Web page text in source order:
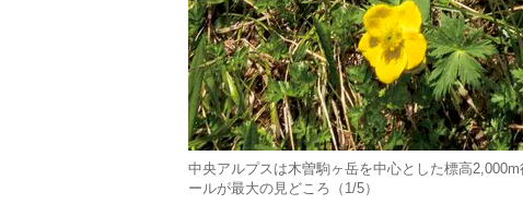
中央アルプスは木曽駒ヶ岳を中心とした標高
ールが最大の見どころ（1/5）